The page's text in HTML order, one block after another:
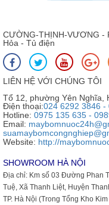
CƯỜNG-THỊNH-VƯƠNG -
Hỏa - Tủ điện
LIÊN HỆ VỚI CHÚNG TÔI
Tổ 12, phường Yên Nghĩa,
Điện thoại:024 6292 3846 -
Hotline: 0975 135 635 -
Email:
Website: http://
SHOWROOM HÀ NỘI
Địa chỉ: Km số 03 Đường Phan
Tuệ, Xã Thanh Liệt, Huyện
TP. Hà Nội (Trong Tổng Kho